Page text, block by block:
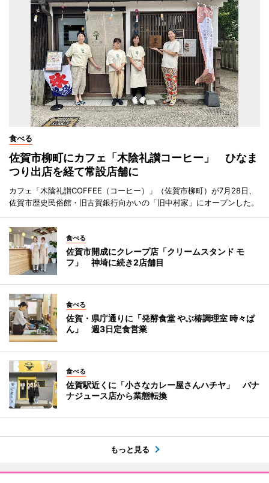
食べる
佐賀市柳町にカフェ「木陰礼讃コーヒー」 ひなま
つり出店を経て常設店舗に
カフェ「木陰礼讃COFFEE（コーヒー）」（佐賀市柳町）が7月28日、
佐賀市歴史民俗館・旧古賀銀行向かいの「旧中村家」にオープンした。
食べる
佐賀市開成にクレープ店「クリームスタンド モ
フ」 神埼に続き2店舗目
食べる
佐賀・県庁通りに「発酵食堂 やぶ椿調理室 時々ぱ
ん」 週3日定食営業
食べる
佐賀駅近くに「小さなカレー屋さんハチヤ」 バナ
ナジュース店から業態転換
もっと見る